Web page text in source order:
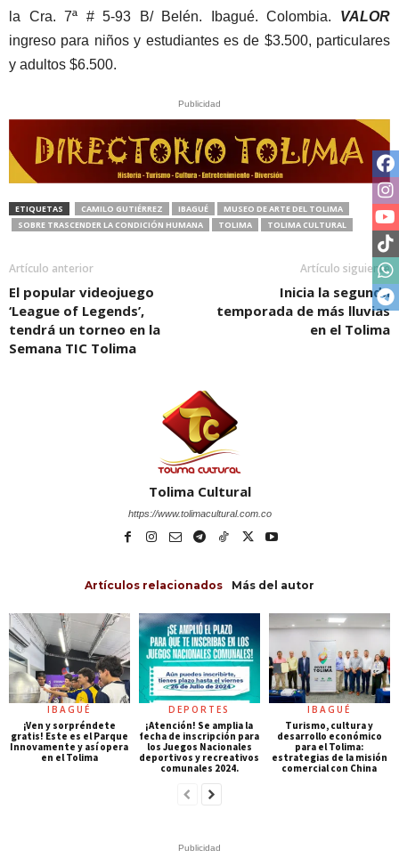
la Cra. 7ª # 5-93 B/ Belén. Ibagué. Colombia. VALOR
ingreso para niños y estudiantes es de $3.500, particulares
y adultos $6.500.
Publicidad
ETIQUETAS CAMILO GUTIÉRREZ IBAGUÉ
MUSEO DE ARTE DEL TOLIMA
SOBRE TRASCENDER LA CONDICIÓN HUMANA
TOLIMA TOLIMA CULTURAL
Artículo anterior
El popular videojuego
‘League of Legends’,
tendrá un torneo en la
Semana TIC Tolima
Artículo siguiente
Inicia la segunda
temporada de más lluvias
en el Tolima
Tolima Cultural
https://www.tolimacultural.com.co
Artículos relacionados Más del autor
IBAGUÉ
¡Ven y sorpréndete
gratis! Este es el Parque
Innovamente y así opera
en el Tolima
DEPORTES
¡Atención! Se amplia la
fecha de inscripción para
los Juegos Nacionales
deportivos y recreativos
comunales 2024.
IBAGUÉ
Turismo, cultura y
desarrollo económico
para el Tolima:
estrategias de la misión
comercial con China
Publicidad